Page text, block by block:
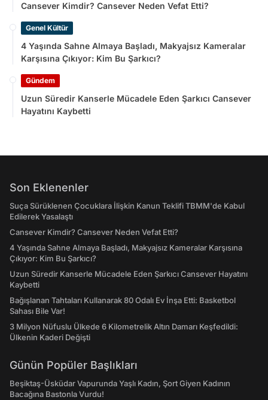
Cansever Kimdir? Cansever Neden Vefat Etti?
Genel Kültür
4 Yaşında Sahne Almaya Başladı, Makyajsız Kameralar
Karşısına Çıkıyor: Kim Bu Şarkıcı?
Gündem
Uzun Süredir Kanserle Mücadele Eden Şarkıcı Cansever
Hayatını Kaybetti
Son Eklenenler
Suça Sürüklenen Çocuklara İlişkin Kanun Teklifi TBMM'de Kabul
Edilerek Yasalaştı
Cansever Kimdir? Cansever Neden Vefat Etti?
4 Yaşında Sahne Almaya Başladı, Makyajsız Kameralar Karşısına
Çıkıyor: Kim Bu Şarkıcı?
Uzun Süredir Kanserle Mücadele Eden Şarkıcı Cansever Hayatını
Kaybetti
Bağışlanan Tahtaları Kullanarak 80 Odalı Ev İnşa Etti: Basketbol
Sahası Bile Var!
3 Milyon Nüfuslu Ülkede 6 Kilometrelik Altın Damarı Keşfedildi:
Ülkenin Kaderi Değişti
Günün Popüler Başlıkları
Beşiktaş-Üsküdar Vapurunda Yaşlı Kadın, Şort Giyen Kadının
Bacağına Bastonla Vurdu!